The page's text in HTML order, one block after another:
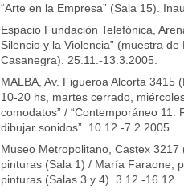
“Arte en la Empresa” (Sala 15).
Espacio Fundación Telefónica,
Silencio y la Violencia” (muestra
Casanegra). 25.11.-13.3.2005.
MALBA, Av. Figueroa Alcorta 3415
10-20 hs, martes cerrado,
comodatos” / “Contemporáneo 11:
dibujar sonidos”. 10.12.-7.2.2005.
Museo Metropolitano, Castex 3217
pinturas (Sala 1) / María Faraone,
pinturas (Salas 3 y 4). 3.12.-16.12.